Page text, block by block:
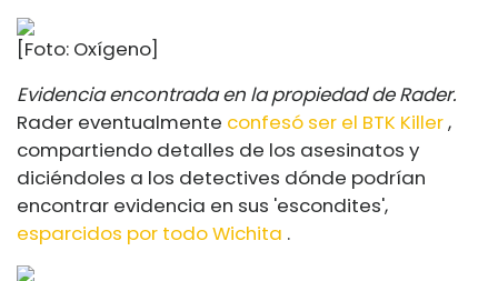
[Foto: Oxígeno]
Evidencia encontrada en la propiedad de Rader.
Rader eventualmente confesó ser el BTK Killer,
compartiendo detalles de los asesinatos y
diciéndoles a los detectives dónde podrían
encontrar evidencia en sus 'escondites',
esparcidos por todo Wichita .